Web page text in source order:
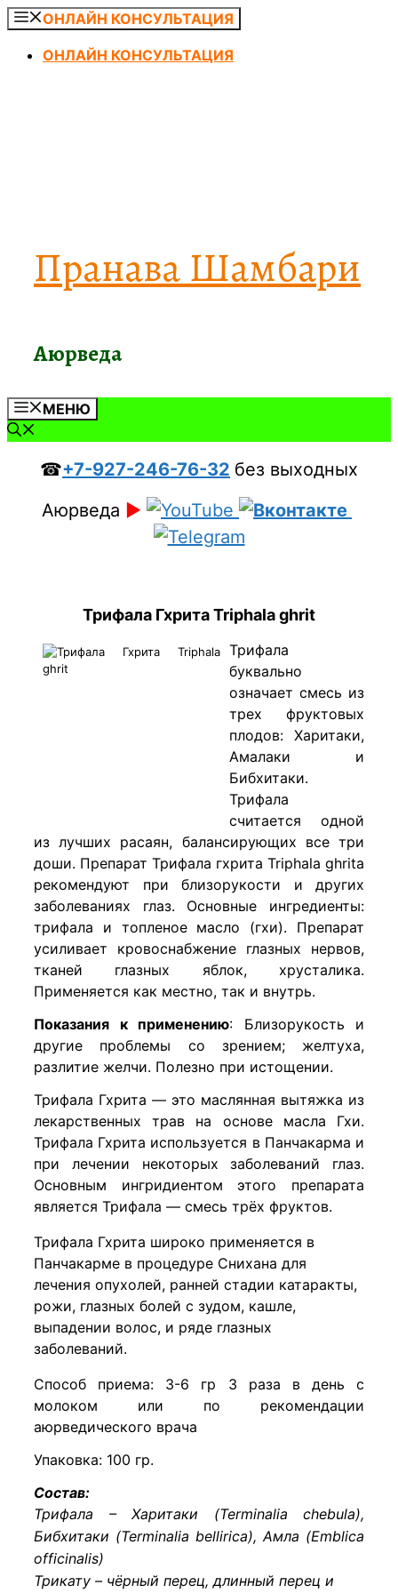
Перейти
содержимому
ОНЛАЙН КОНСУЛЬТАЦИЯ
ОНЛАЙН КОНСУЛЬТАЦИЯ
Пранава Шамбари
Аюрведа
МЕНЮ
☎+7-927-246-76-32 без выходных
Аюрведа ►
Трифала ГхритаTriphala ghrit
Трифала
буквально
означает смесь из
трех фруктовых
плодов: Харитаки,
Амалаки и
Бибхитаки.
Трифала
считается одной
из лучших расаян, балансирующих все три
доши. Препарат Трифала гхрита Triphala ghrita
рекомендуют при близорукости и других
заболеваниях глаз. Основные ингредиенты:
трифала и топленое масло (гхи). Препарат
усиливает кровоснабжение глазных нервов,
тканей глазных яблок, хрусталика.
Применяется как местно, так и внутрь.
Показания к применению: Близорукость и
другие проблемы со зрением; желтуха,
разлитие желчи. Полезно при истощении.
Трифала Гхрита — это маслянная вытяжка из
лекарственных трав на основе масла Гхи.
Трифала Гхрита используется в Панчакарма и
при лечении некоторых заболеваний глаз.
Основным ингридиентом этого препарата
является Трифала — смесь трёх фруктов.
Трифала Гхрита широко применяется в
Панчакарме в процедуре Снихана для
лечения опухолей, ранней стадии катаракты,
рожи, глазных болей с зудом, кашле,
выпадении волос, и ряде глазных
заболеваний.
Способ приема: 3-6 гр 3 раза в день с
молоком или по рекомендации
аюрведического врача
Упаковка: 100 гр.
Состав:
Трифала – Харитаки (Terminalia chebula),
Бибхитаки (Terminalia bellirica), Амла (Emblica
officinalis)
Трикату – чёрный перец, длинный перец и